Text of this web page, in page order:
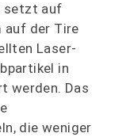
setzt auf
auf der Tire
Laser-
in
werden. Das
die weniger